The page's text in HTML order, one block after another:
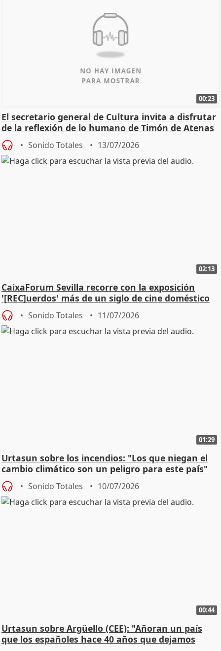
00:23
El secretario general de Cultura invita a disfrutar
de la reflexión de lo humano de Timón de Atenas
Sonido Totales 13/07/2026
02:13
CaixaForum Sevilla recorre con la exposición
'[REC]uerdos' más de un siglo de cine doméstico
Sonido Totales 11/07/2026
01:29
Urtasun sobre los incendios: "Los que niegan el
cambio climático son un peligro para este país"
Sonido Totales 10/07/2026
00:44
Urtasun sobre Argüello (CEE): "Añoran un país
que los españoles hace 40 años que dejamos